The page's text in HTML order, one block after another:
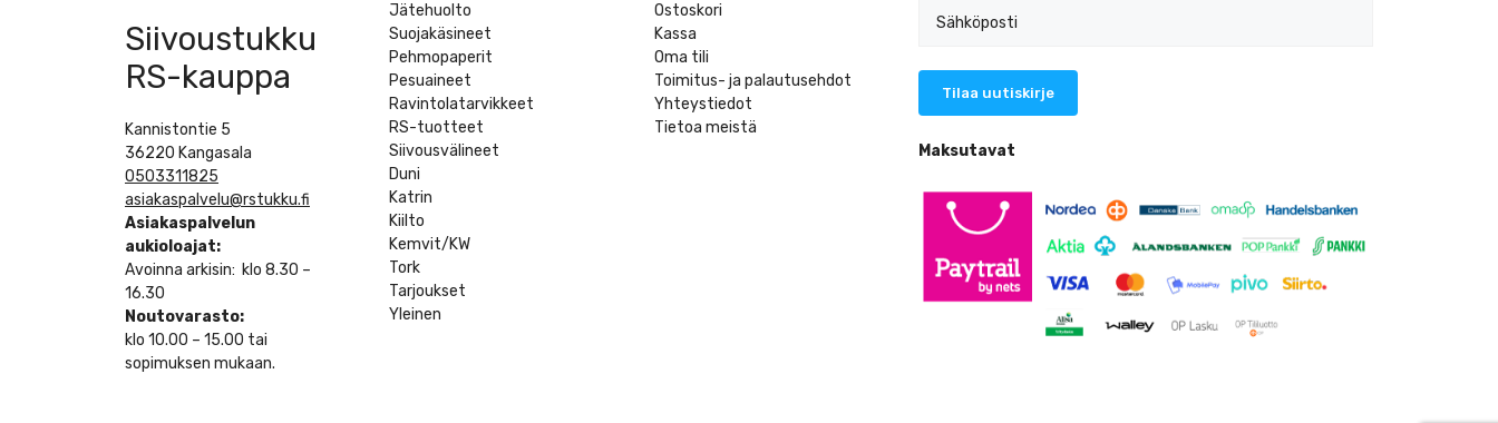
Siivoustukku
RS-kauppa
Kannistontie 5
36220 Kangasala
0503311825
asiakaspalvelu@rstukku.fi
Asiakaspalvelun
aukioloajat:
Avoinna arkisin: klo 8.30 –
16.30
Noutovarasto:
klo 10.00 – 15.00 tai
sopimuksen mukaan.
Jätehuolto
Suojakäsineet
Pehmopaperit
Pesuaineet
Ravintolatarvikkeet
RS-tuotteet
Siivousvälineet
Duni
Katrin
Kiilto
Kemvit/KW
Tork
Tarjoukset
Yleinen
Ostoskori
Kassa
Oma tili
Toimitus- ja palautusehdot
Yhteystiedot
Tietoa meistä
Maksutavat